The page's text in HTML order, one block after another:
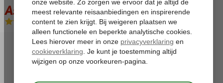
Askoç Hotel
Logies en ontbijt-Hotel